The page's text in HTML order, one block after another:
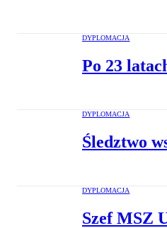
DYPLOMACJA
Po 23
DYPLOMACJA
Śledztwo
DYPLOMACJA
Szef MSZ